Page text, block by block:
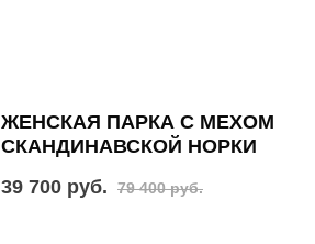
ЖЕНСКАЯ ПАРКА С МЕХОМ
СКАНДИНАВСКОЙ НОРКИ
39 700 руб.
79 400 руб.